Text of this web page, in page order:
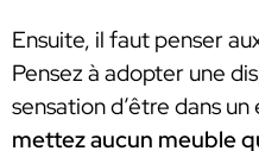
Ensuite, il faut penser
Pensez à adopter une
sensation d’être dans
mettez aucun meuble